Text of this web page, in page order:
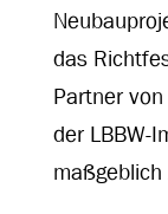
das
Partner
der LBBW-